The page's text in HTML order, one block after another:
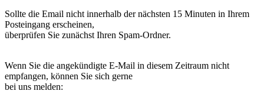
Sollte die Email nicht innerhalb der nächsten 15 Minuten in Ihrem
Posteingang erscheinen,
überprüfen Sie zunächst Ihren Spam-Ordner.
Wenn Sie die angekündigte E-Mail in diesem Zeitraum nicht
empfangen, können Sie sich gerne
bei uns melden: